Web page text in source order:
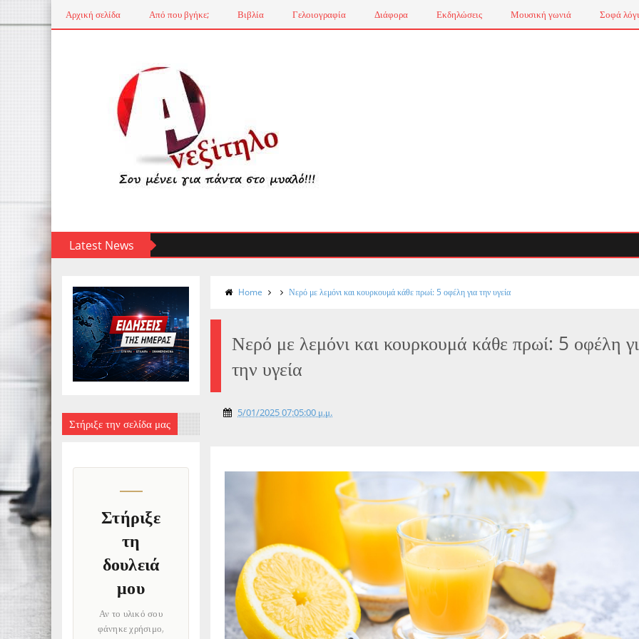
Αρχική σελίδα Από που βγήκε; Βιβλία Γελοιογραφία Διάφορα Εκδηλώσεις Μουσική γωνιά Σοφά
Latest News
Στήριξε την σελίδα μας
Στήριξε
τη
δουλειά
μου
Αν το υλικό σου
φάνηκε χρήσιμο,
Home Νερό με λεμόνι και κουρκουμά κάθε πρωί: 5 οφέλη για την υγεία
Νερό με λεμόνι και κουρκουμά κάθε πρωί: 5 οφέλη
την υγεία
5/01/2025 07:05:00 μ.μ.